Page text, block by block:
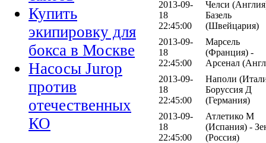
Купить
экипировку для
бокса в Москве
Насосы Jurop
против
отечественных
КО
2013-09-
18
22:45:00
Челси
Базель
(Швейцария)
2013-09-
18
22:45:00
Марсель
(Франция) -
Арсенал
2013-09-
18
22:45:00
Наполи
Боруссия Д
(Германия)
2013-09-
18
22:45:00
Атлетико М
(Испания) -
(Россия)